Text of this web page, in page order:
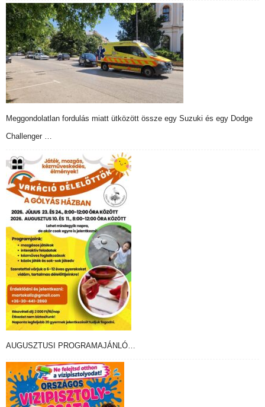
Meggondolatlan fordulás miatt ütközött össze egy Suzuki és egy Dodge
Challenger …
AUGUSZTUSI PROGRAMAJÁNLÓ…